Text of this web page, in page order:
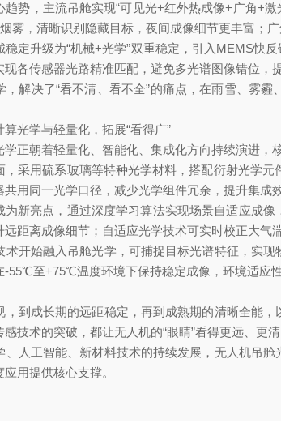
，主流吊舱实现“可见光+红外热成像+广角+激
雾，清晰识别隐藏目标，夜间成像细节更丰富；
升级为“机械+光学”双重稳定，引入MEMS快
各传感器光路精准匹配，避免多光谱图像错位，
决了“看不清、看不全”的痛点，在雨雪、雾霾
学与轻量化，拓展“看得广”
朝着轻量化、智能化、集成化方向持续演进，
用硫系玻璃等特种光学材料，搭配衍射光学元
用同一光学口径，减少光学组件冗余，提升集成效
亮点，通过深度学习算法实现场景自适应成像
距离成像细节；自适应光学技术可实时校正大气
始融入吊舱光学，可捕捉目标光谱特征，实现
-55℃至+75℃温度环境下保持稳定成像，环境适应性
成长期的远距稳定，再到成熟期的清晰全能，
技术的突破，都让无人机的“眼睛”看得更远、更清
工智能、新材料技术的持续发展，无人机吊舱
用提供核心支撑。